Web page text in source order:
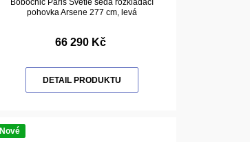
Bobochic Paris Světle šedá rozkládací
pohovka Arsene 277 cm, levá
66 290 Kč
DETAIL PRODUKTU
Nové